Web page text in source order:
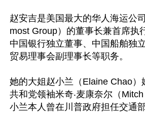
赵安吉是美国最大的华人海运公
most Group）的董事长兼首席执
中国银行独立董事、中国船舶独
贸易理事会副理事长等职务。
她的大姐赵小兰（Elaine Chao）
共和党领袖米奇‧麦康奈尔（
小兰本人曾在川普政府担任交通